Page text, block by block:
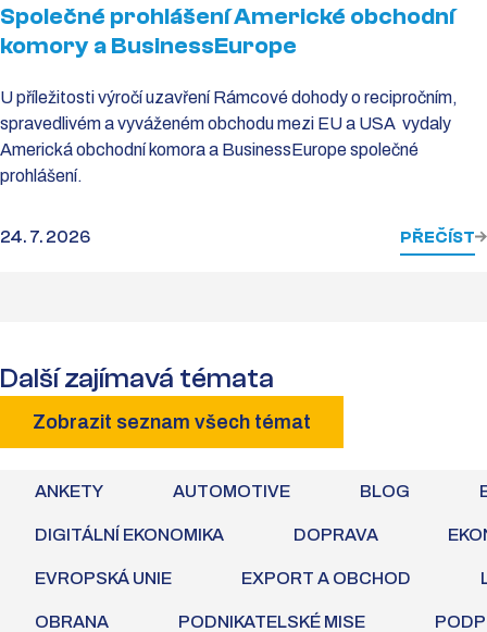
Společné prohlášení Americké obchodní
komory a BusinessEurope
U příležitosti výročí uzavření Rámcové dohody o recipročním,
spravedlivém a vyváženém obchodu mezi EU a USA vydaly
Americká obchodní komora a BusinessEurope společné
prohlášení.
24. 7. 2026 PŘEČÍST
Další zajímavá témata
Zobrazit seznam všech témat
ANKETY AUTOMOTIVE BLOG
DIGITÁLNÍ EKONOMIKA DOPRAVA
EVROPSKÁ UNIE EXPORT A OBCHOD
OBRANA PODNIKATELSKÉ MISE